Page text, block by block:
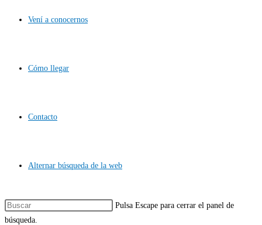
Vení a conocernos
Cómo llegar
Contacto
Alternar búsqueda de la web
Pulsa Escape para cerrar el panel de
búsqueda.